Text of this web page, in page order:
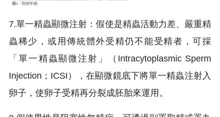
7.單一精蟲顯微注射：假使是精蟲活動力差、嚴重精
蟲稀少，或用傳統體外受精仍不能受精者，可採
「單一精蟲顯微注射」（Intracytoplasmic Sperm
Injection；ICSI），在顯微鏡底下將單一精蟲注射入
卵子，使卵子受精再分裂成胚胎來運用。